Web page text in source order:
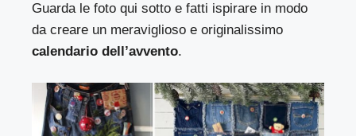
Guarda le foto qui sotto e fatti ispirare in modo
da creare un meraviglioso e originalissimo
calendario dell’avvento.